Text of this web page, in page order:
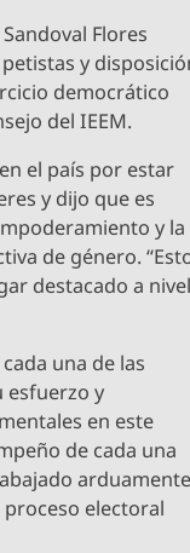
Flores
y
democrático
del IEEM.
el país por estar
y dijo que es
y la
de género.
destacado a
una de las
esfuerzo y
en este
de cada una
electoral